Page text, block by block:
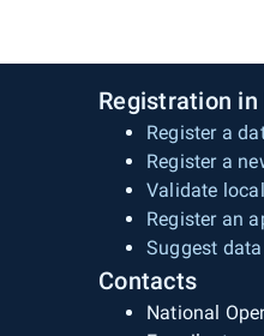
Registration in
Register a
Register a
Validate
Register an
Suggest
Contacts
National